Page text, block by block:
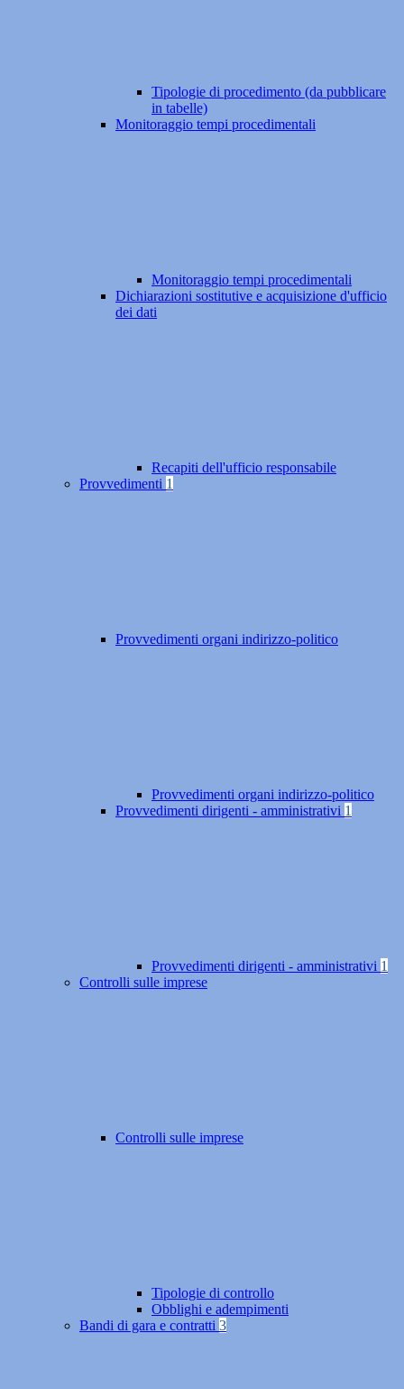
Tipologie di procedimento (da pubblicare
in tabelle)
Monitoraggio tempi procedimentali
Monitoraggio tempi procedimentali
Dichiarazioni sostitutive e acquisizione d'ufficio
dei dati
Recapiti dell'ufficio responsabile
Provvedimenti 1
Provvedimenti organi indirizzo-politico
Provvedimenti organi indirizzo-politico
Provvedimenti dirigenti - amministrativi 1
Provvedimenti dirigenti - amministrativi 1
Controlli sulle imprese
Controlli sulle imprese
Tipologie di controllo
Obblighi e adempimenti
Bandi di gara e contratti 3